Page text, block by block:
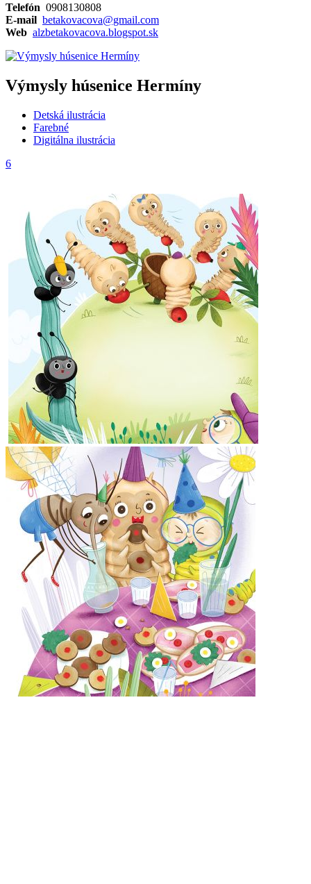
Telefón 0908130808
E-mail betakovacova@gmail.com
Web alzbetakovacova.blogspot.sk
Výmysly húsenice Hermíny
Detská ilustrácia
Farebné
Digitálna ilustrácia
6